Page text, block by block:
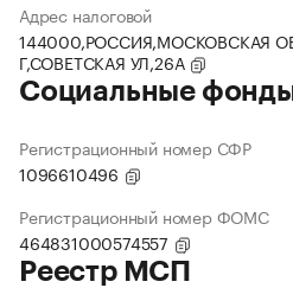
Адрес налоговой
144000,РОССИЯ,МОСКОВСКАЯ
Г,СОВЕТСКАЯ УЛ,26А
Социальные
Регистрационный номер СФР
1096610496
Регистрационный номер ФОМС
464831000574557
Реестр МСП